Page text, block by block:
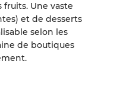
Une vaste
et de desserts
selon les
de boutiques